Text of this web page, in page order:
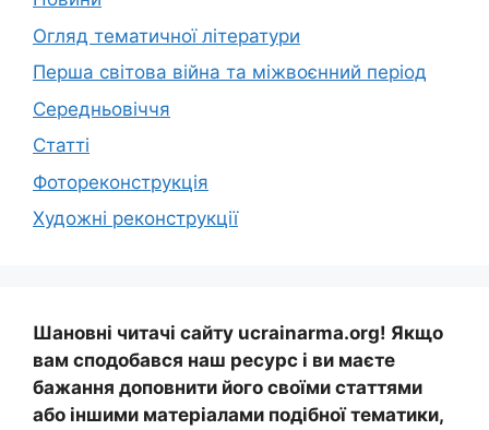
Огляд тематичної літератури
Перша світова війна та міжвоєнний період
Середньовіччя
Статті
Фотореконструкція
Художні реконструкції
Шановні читачі сайту ucrainarma.org! Якщо
вам сподобався наш ресурс і ви маєте
бажання доповнити його своїми статтями
або іншими матеріалами подібної тематики,